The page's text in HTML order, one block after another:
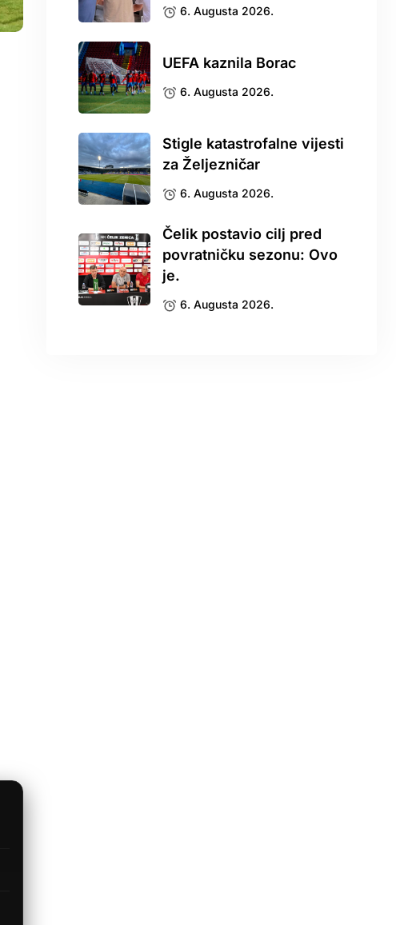
6. Augusta 2026.
UEFA kaznila Borac
6. Augusta 2026.
Stigle katastrofalne vijesti
za Željezničar
6. Augusta 2026.
Čelik postavio cilj pred
povratničku sezonu: Ovo
je.
6. Augusta 2026.